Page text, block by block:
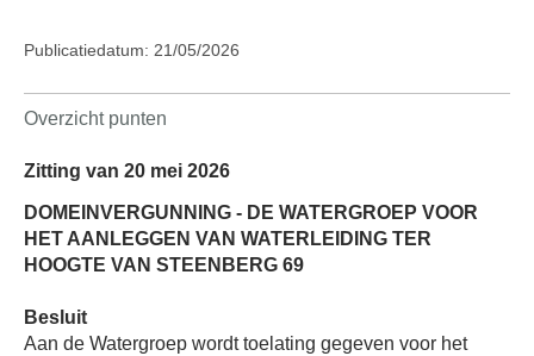
Publicatiedatum: 21/05/2026
Overzicht punten
Zitting van 20 mei 2026
DOMEINVERGUNNING - DE WATERGROEP VOOR
HET AANLEGGEN VAN WATERLEIDING TER
HOOGTE VAN STEENBERG 69
Besluit
Aan de Watergroep wordt toelating gegeven voor het